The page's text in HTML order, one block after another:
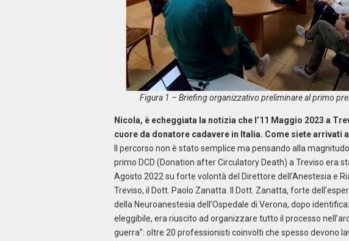
Figura 1 – Briefing organizzativo preliminare al primo
Nicola, è echeggiata la notizia che l’11 Maggio 2023 a
cuore da donatore cadavere in Italia. Come siete arrivati
Il percorso non è stato semplice ma pensando alla
primo DCD (Donation after Circulatory Death) a Treviso era
Agosto 2022 su forte volontà del Direttore dell’Anestesia e
Treviso, il Dott. Paolo Zanatta. Il Dott. Zanatta, forte
della Neuroanestesia dell’Ospedale di Verona, dopo
eleggibile, era riuscito ad organizzare tutto il processo
guerra”: oltre 20 professionisti coinvolti che spesso devono